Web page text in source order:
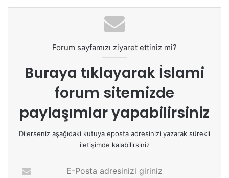
Forum sayfamızı ziyaret ettiniz mi?
Buraya tıklayarak İslami
forum sitemizde
paylaşımlar yapabilirsiniz
Dilerseniz aşağıdaki kutuya eposta adresinizi yazarak sürekli
iletişimde kalabilirsiniz